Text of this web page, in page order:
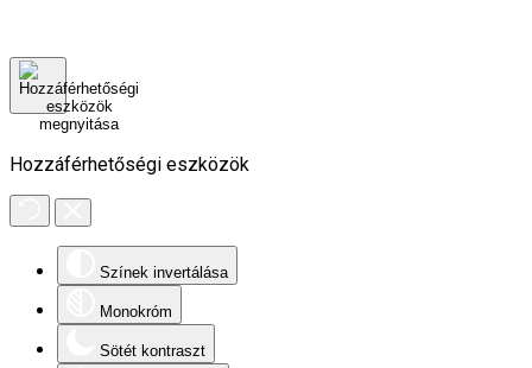
Hozzáférhetőségi eszközök
Színek invertálása
Monokróm
Sötét kontraszt